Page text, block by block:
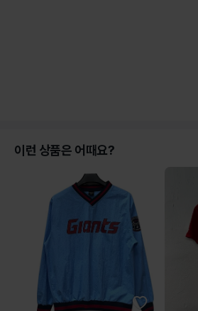
이런 상품은 어때요?